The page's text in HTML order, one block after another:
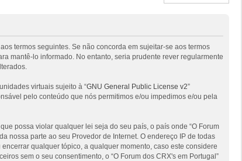
aos termos seguintes. Se não concorda em sujeitar-se aos termos
mantê-lo informado. No entanto, seria prudente rever regularmente
virtuais sujeito à “GNU General Public License v2”
pelo conteúdo que nós permitimos e/ou impedimos e/ou pela
possa violar qualquer lei seja do seu país, o país onde “O Forum
nossa parte ao seu Provedor de Internet. O endereço IP de todas
qualquer tópico, a qualquer momento, caso este considere
sem o seu consentimento, o “O Forum dos CRX's em Portugal”